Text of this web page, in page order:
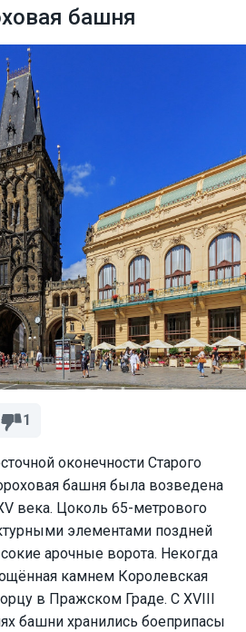
башня
1
оконечности Старого
башня была возведена
века. Цоколь 65-метрового
элементами поздней
арочные ворота. Некогда
камнем Королевская
в Пражском Граде. С XVIII
башни хранились боеприпасы